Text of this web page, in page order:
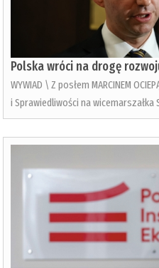
Polska wróci na drogę
WYWIAD \ Z posłem MARCINEM
i Sprawiedliwości na wicemarszałka